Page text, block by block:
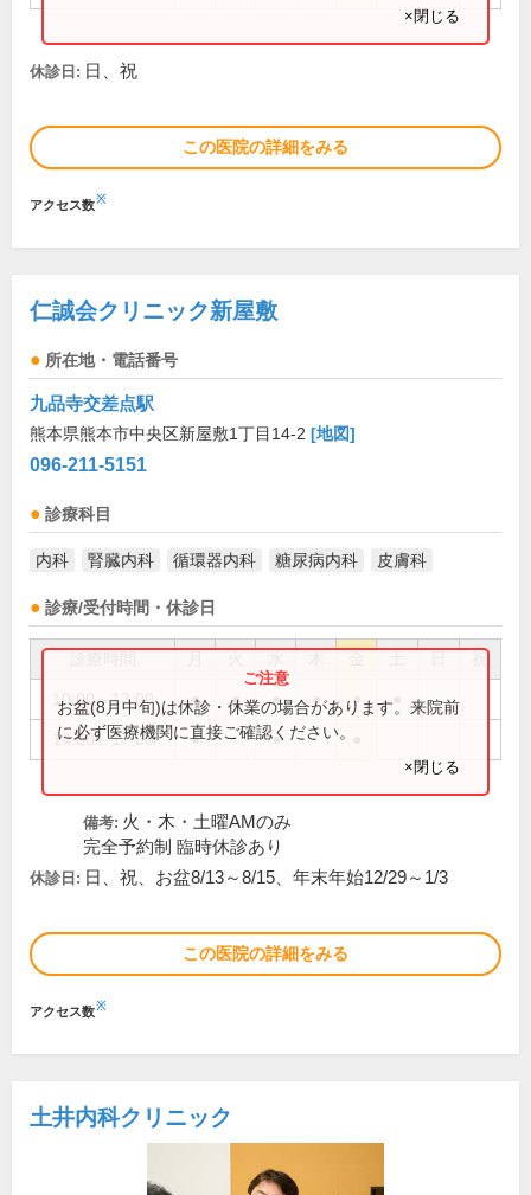
×閉じる
休診日: 日、祝
この医院の詳細をみる
アクセス数※
仁誠会クリニック新屋敷
所在地・電話番号
九品寺交差点駅
熊本県熊本市中央区新屋敷1丁目14-2 [地図]
096-211-5151
診療科目
内科 腎臓内科 循環器内科 糖尿病内科 皮膚科
診療/受付時間・休診日
祝
10:00～13:00 ● ● ● ● ●
14:00～17:00 ● ●
お盆(8月中旬)は休診・休業の場合があります。来院前
に必ず医療機関に直接ご確認ください。
×閉じる
備考: 火・木・土曜AMのみ
完全予約制 臨時休診あり
休診日: 日、祝、お盆8/13～8/15、年末年始12/29～1/3
この医院の詳細をみる
アクセス数※
土井内科クリニック